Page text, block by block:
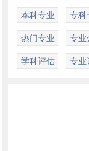
本科专业 专科
热门专业 专业
学科评估 专业